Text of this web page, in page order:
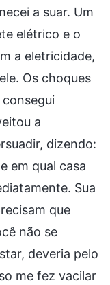
a suar. Um
elétrico e o
a eletricidade,
Os choques
a
dizendo:
em qual casa
Sua
que
não se
deveria pelo
me fez vacilar